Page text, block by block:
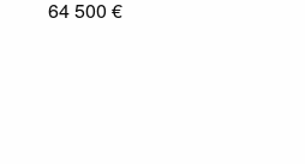
64 500 €